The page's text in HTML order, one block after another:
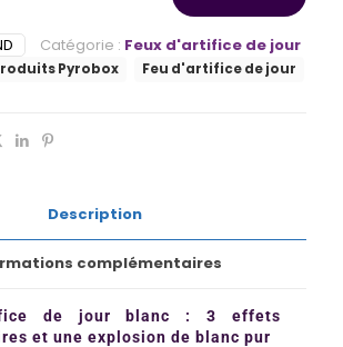
Catégorie : Feux d'artifice de jour
Pyrobox Feu d'artifice de jour
Description
complémentaires
de jour blanc : 3 effets
et une explosion de blanc pur